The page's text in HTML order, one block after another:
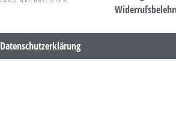
Datenschutzerklärung